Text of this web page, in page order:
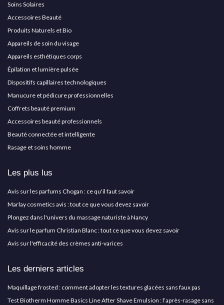
Soins Solaires
Accessoires Beauté
Produits Naturels et Bio
Appareils de soin du visage
Appareils esthétiques corps
Épilation et lumière pulsée
Dispositifs capillaires technologiques
Manucure et pédicure professionnelles
Coffrets beauté premium
Accessoires beauté professionnels
Beauté connectée et intelligente
Rasage et soins homme
Les plus lus
Avis sur les parfums Chogan : ce qu'il faut savoir
Marlay cosmetics avis : tout ce que vous devez savoir
Plongez dans l'univers du massage naturiste à Nancy
Avis sur le parfum Christian Blanc : tout ce que vous devez savoir
Avis sur l'efficacité des crèmes anti-varices
Les derniers articles
Maquillage frosted : comment adopter les textures glacées sans faux pas
Test Biotherm Homme Basics Line After Shave Emulsion : l’après-rasage sans